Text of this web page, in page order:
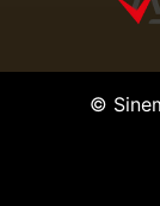
©